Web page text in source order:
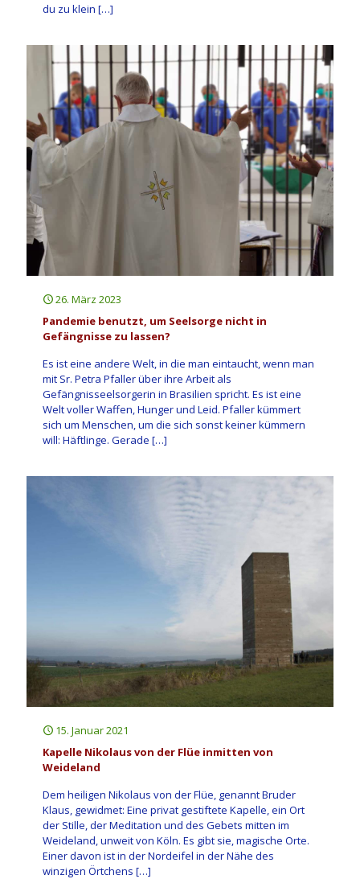
du zu klein […]
26. März 2023
Pandemie benutzt, um Seelsorge nicht in
Gefängnisse zu lassen?
Es ist eine andere Welt, in die man eintaucht, wenn man
mit Sr. Petra Pfaller über ihre Arbeit als
Gefängnisseelsorgerin in Brasilien spricht. Es ist eine
Welt voller Waffen, Hunger und Leid. Pfaller kümmert
sich um Menschen, um die sich sonst keiner kümmern
will: Häftlinge. Gerade […]
15. Januar 2021
Kapelle Nikolaus von der Flüe inmitten von
Weideland
Dem heiligen Nikolaus von der Flüe, genannt Bruder
Klaus, gewidmet: Eine privat gestiftete Kapelle, ein Ort
der Stille, der Meditation und des Gebets mitten im
Weideland, unweit von Köln. Es gibt sie, magische Orte.
Einer davon ist in der Nordeifel in der Nähe des
winzigen Örtchens […]